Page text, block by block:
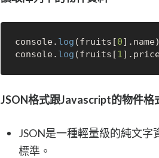
console. log (fruits[0
console. log (fruits[1
JSON格式跟Javascript的物件格
JSON是一種輕量級的純文
標準。